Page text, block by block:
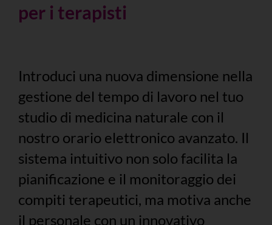
per i terapisti
Introduci una nuova dimensione nella
gestione del tempo di lavoro nel tuo
studio di medicina naturale con il
nostro orario elettronico avanzato. Il
sistema intuitivo non solo facilita la
pianificazione e il monitoraggio dei
compiti terapeutici, ma motiva anche
il personale con un innovativo